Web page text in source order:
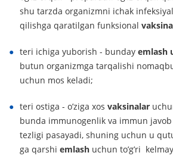
shu tarzda organizmni ichak
qilishga qaratilgan funksional
teri ichiga yuborish - bunday emlash
butun organizmga tarqalishi
uchun mos keladi;
teri ostiga - o’ziga xos vaksinalar
bunda immunogenlik va immun
tezligi pasayadi, shuning uchun u
ga qarshi emlash uchun to’g’ri